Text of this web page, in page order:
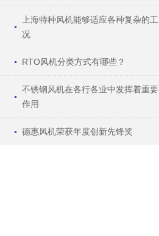
上海特种风机能够适应各种复杂的工
况
RTO风机分类方式有哪些？
不锈钢风机在各行各业中发挥着重要
作用
德惠风机荣获年度创新先锋奖